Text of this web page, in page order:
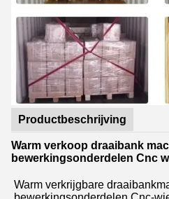
Productbeschrijving
Warm verkoop draaibank
bewerkingsonderdelen Cnc
Warm verkrijgbare